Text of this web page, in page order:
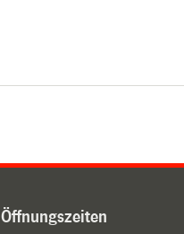
Öffnungszeiten